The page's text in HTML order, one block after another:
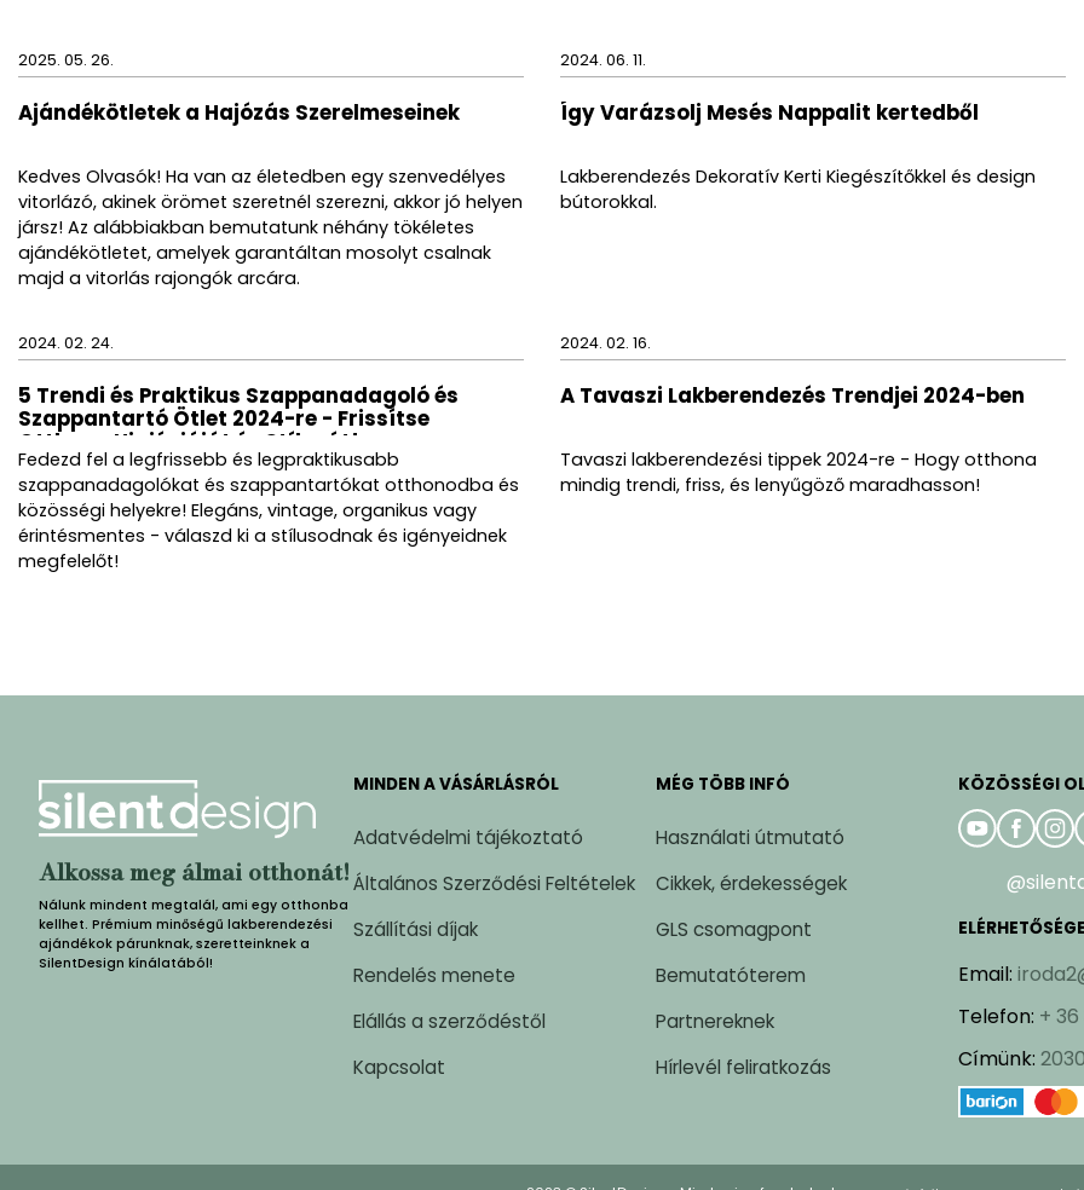
2025. 05. 26.
Ajándékötletek a Hajózás Szerelmeseinek
Kedves Olvasók! Ha van az életedben egy szenvedélyes
vitorlázó, akinek örömet szeretnél szerezni, akkor jó helyen
jársz! Az alábbiakban bemutatunk néhány tökéletes
ajándékötletet, amelyek garantáltan mosolyt csalnak
majd a vitorlás rajongók arcára.
2024. 06. 11.
Így Varázsolj Mesés Nappalit kertedből
Lakberendezés Dekoratív Kerti Kiegészítőkkel és design
bútorokkal.
2024. 02. 24.
5 Trendi és Praktikus Szappanadagoló és
Szappantartó Ötlet 2024-re - Frissítse
Otthona Higiéniáját és Stílusát!
Fedezd fel a legfrissebb és legpraktikusabb
szappanadagolókat és szappantartókat otthonodba és
közösségi helyekre! Elegáns, vintage, organikus vagy
érintésmentes - válaszd ki a stílusodnak és igényeidnek
megfelelőt!
2024. 02. 16.
A Tavaszi Lakberendezés Trendjei 2024-ben
Tavaszi lakberendezési tippek 2024-re - Hogy otthona
mindig trendi, friss, és lenyűgöző maradhasson!
Alkossa meg álmai otthonát!
Nálunk mindent megtalál, ami egy otthonba
kellhet. Prémium minőségű lakberendezési
ajándékok párunknak, szeretteinknek a
SilentDesign kínálatából!
MINDEN A VÁSÁRLÁSRÓL
Adatvédelmi tájékoztató
Általános Szerződési Feltételek
Szállítási díjak
Rendelés menete
Elállás a szerződéstől
Kapcsolat
MÉG TÖBB INFÓ
Használati útmutató
Cikkek, érdekességek
GLS csomagpont
Bemutatóterem
Partnereknek
Hírlevél feliratkozás
KÖZÖSSÉGI
Email:
Telefon: +
Címünk: